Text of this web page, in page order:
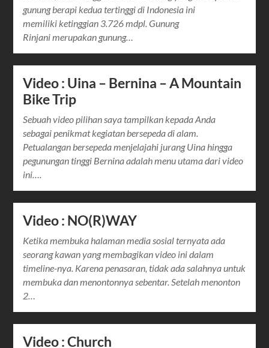
gunung berapi kedua tertinggi di Indonesia ini
memiliki ketinggian 3.726 mdpl. Gunung
Rinjani merupakan gunung…
Video : Uina – Bernina – A Mountain
Bike Trip
Sebuah video pilihan saya tampilkan kepada Anda
sebagai penikmat kegiatan bersepeda di alam.
Petualangan bersepeda menjelajahi jurang Uina hingga
pegunungan tinggi Bernina adalah menu utama dari video
ini….
Video : NO(R)WAY
Ketika membuka halaman media sosial ternyata ada
seorang kawan yang membagikan video ini dalam
timeline-nya. Karena penasaran, tidak ada salahnya untuk
membuka dan menontonnya sebentar. Setelah menonton
2…
Video : Church